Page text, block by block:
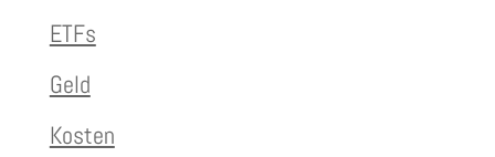
ETFs
Geld
Kosten